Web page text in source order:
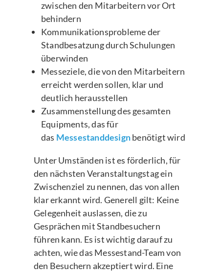
zwischen den Mitarbeitern vor Ort
behindern
Kommunikationsprobleme der
Standbesatzung durch Schulungen
überwinden
Messeziele, die von den Mitarbeitern
erreicht werden sollen, klar und
deutlich herausstellen
Zusammenstellung des gesamten
Equipments, das für
das Messestanddesignbenötigt wird
Unter Umständen ist es förderlich, für
den nächsten Veranstaltungstag ein
Zwischenziel zu nennen, das von allen
klar erkannt wird. Generell gilt: Keine
Gelegenheit auslassen, die zu
Gesprächen mit Standbesuchern
führen kann. Es ist wichtig darauf zu
achten, wie das Messestand-Team von
den Besuchern akzeptiert wird. Eine